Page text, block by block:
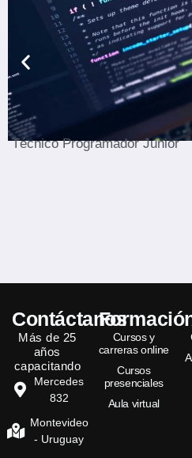
Técnico Programador Junior
Ver
Contáctanos
Más de 25
años
capacitando
Mercedes
832
Montevideo
- Uruguay
Cursos y
carreras online
Cursos
presenciales
Aula virtual